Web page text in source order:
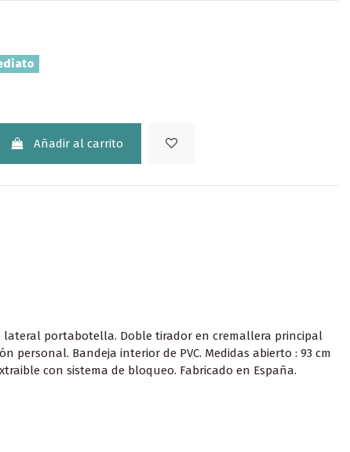
Añadir al carrito
lateral portabotella. Doble tirador en cremallera principal
Bandeja interior de PVC. Medidas abierto : 93 cm
con sistema de bloqueo. Fabricado en España.